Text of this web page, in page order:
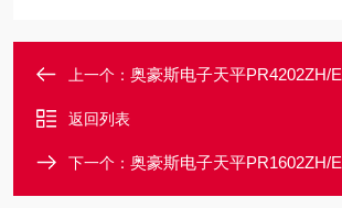
上一个： 奥豪斯电子天平PR4202ZH/E
返回列表
下一个： 奥豪斯电子天平PR1602ZH/E